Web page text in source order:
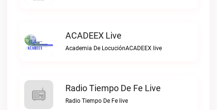
ACADEEX Live
Academia De LocuciónACADEEX live
Radio Tiempo De Fe Live
Radio Tiempo De Fe live